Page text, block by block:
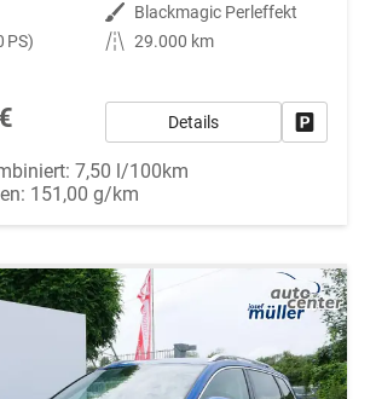
Außenfarbe Blackmagic Perleffekt
PS) Kilometerstand 29.000 km
Details
7,50 l/100km
151,00 g/km